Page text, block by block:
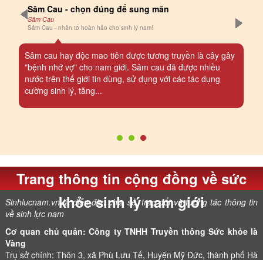
Sâm Cau - chọn đúng để sung mãn
Sâm Cau
Sâm Cau - nhân tố hoàn hảo cho sinh lý nam!
Sâm cau hay độc mao tiên được tương truyền là cây gây
"bệnh nhớ vợ" cho nam giới. Sâm cau đã được nhiều
nước trên thế giới tin dùng, sử dụng với các tác dụng
cường sinh lý, tăng...
Trang thông tin cộng đồng về sức
khỏe sinh lý nam giới
Sinhlucnam.vn là diễn đàn chia sẻ, trao đổi và tương tác thông tin
về sinh lực nam
Cơ quan chủ quản: Công ty TNHH Truyền thông Sức khỏe là
Vàng
Trụ sở chính: Thôn 3, xã Phù Lưu Tế, Huyện Mỹ Đức, thành phố Hà